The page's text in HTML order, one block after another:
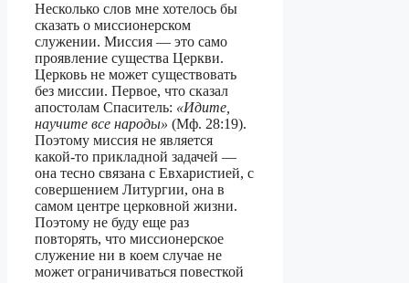
Несколько слов мне хотелось бы
сказать о миссионерском
служении. Миссия — это само
проявление существа Церкви.
Церковь не может существовать
без миссии. Первое, что сказал
апостолам Спаситель: «Идите,
научите все народы» (Мф. 28:19).
Поэтому миссия не является
какой-то прикладной задачей —
она тесно связана с Евхаристией, с
совершением Литургии, она в
самом центре церковной жизни.
Поэтому не буду еще раз
повторять, что миссионерское
служение ни в коем случае не
может ограничиваться повесткой